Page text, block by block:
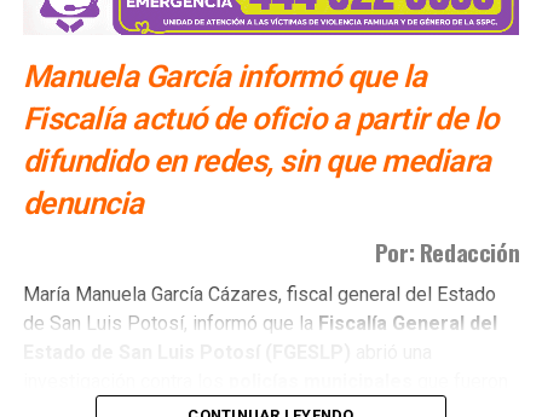
Manuela García informó que la
Fiscalía actuó de oficio a partir de lo
difundido en redes, sin que mediara
denuncia
Por: Redacción
María Manuela García Cázares, fiscal general del Estado
de San Luis Potosí, informó que la Fiscalía General del
captados en cámara en un sitio que las autoridades tienen